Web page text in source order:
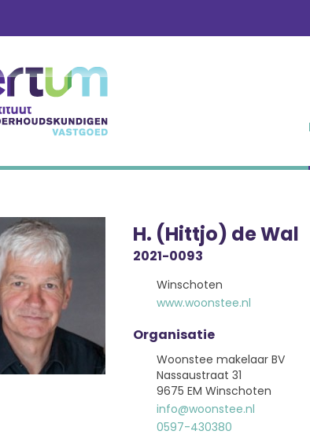
H. (Hittjo) de Wal
2021-0093
Winschoten
www.woonstee.nl
Organisatie
Woonstee makelaar BV
Nassaustraat 31
9675 EM Winschoten
info@woonstee.nl
0597-430380